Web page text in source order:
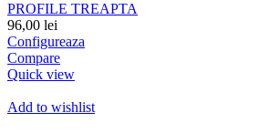
PROFILE TREAPTA
96,00 lei
Configureaza
Compare
Quick view
Add to wishlist